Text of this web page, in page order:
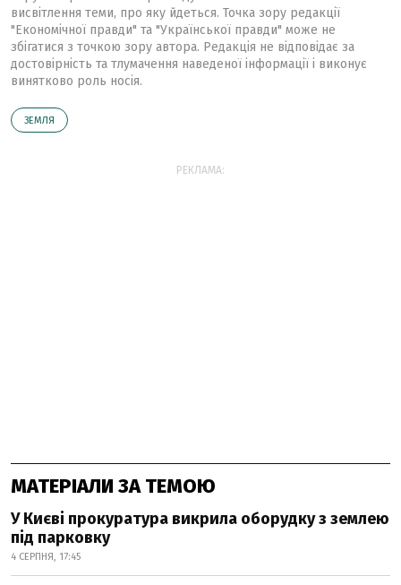
висвітлення теми, про яку йдеться. Точка зору редакції
"Економічної правди" та "Української правди" може не
збігатися з точкою зору автора. Редакція не відповідає за
достовірність та тлумачення наведеної інформації і виконує
винятково роль носія.
ЗЕМЛЯ
РЕКЛАМА:
МАТЕРІАЛИ ЗА ТЕМОЮ
У Києві прокуратура викрила оборудку з землею
під парковку
4 СЕРПНЯ, 17:45